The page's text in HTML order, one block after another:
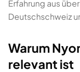
Erfahrung aus
Deutschschweiz
Warum
relevant ist